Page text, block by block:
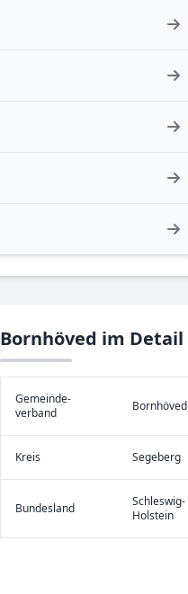
Bornhöved im Detail
Gemeinde­
verband
Bornhöved
Kreis Segeberg
Bundes­land
Schleswig-
Holstein